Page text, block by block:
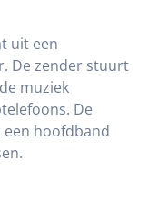
uit een
De zender stuurt
muziek
De
hoofdband